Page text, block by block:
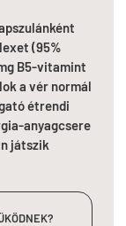
(95%
B5-vitamint
a vér normál
étrendi
anyagcsere
játszik